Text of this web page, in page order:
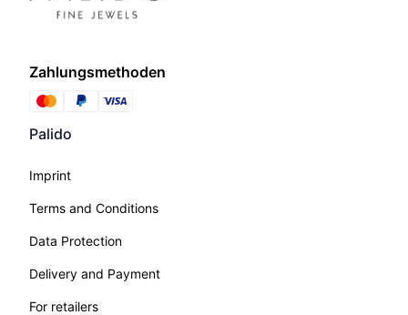
Zahlungsmethoden
Palido
Imprint
Terms and Conditions
Data Protection
Delivery and Payment
For retailers